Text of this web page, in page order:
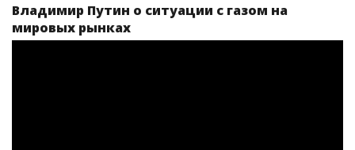
Владимир Путин о ситуации с газом на
мировых рынках